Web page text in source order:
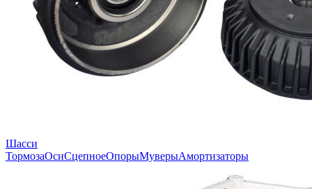
Шасси
ТормозаОсиСцепноеОпорыМуверыАмортизаторы